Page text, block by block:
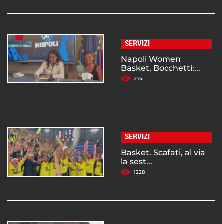
SERVIZI
Napoli Women
Basket, Bocchetti:...
274
SERVIZI
Basket. Scafati, al via
la sest...
1228